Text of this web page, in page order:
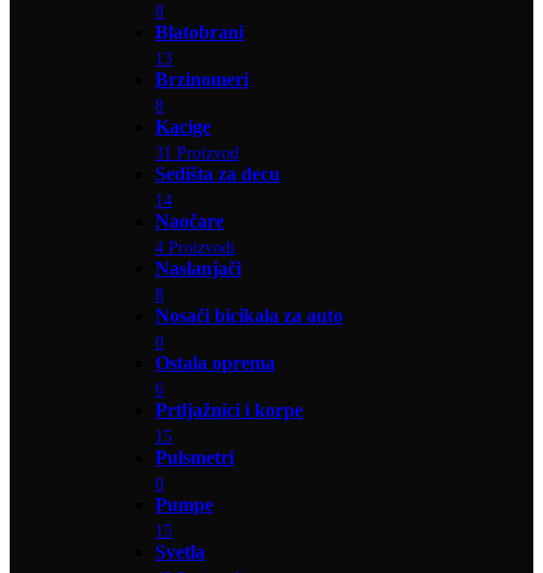
8
Blatobrani
13
Brzinomeri
8
Kacige
31 Proizvod
Sedišta za decu
14
Naočare
4 Proizvodi
Naslanjači
8
Nosači bicikala za auto
0
Ostala oprema
6
Prtljažnici i korpe
15
Pulsmetri
0
Pumpe
15
Svetla